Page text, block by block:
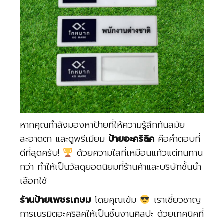
หากคุณกำลังมองหาป้ายที่ให้ความรู้สึกทันสมัย
สะอาดตา และดูพรีเมียม ป้ายอะคริลิค คือคำตอบที่
ดีที่สุดครับ!
ด้วยความใสที่เหมือนแก้วแต่ทนทาน
กว่า ทำให้เป็นวัสดุยอดนิยมที่ร้านค้าและบริษัทชั้นนำ
เลือกใช้
ร้านป้ายเพชรเกษม โดยคุณเข้ม
เราเชี่ยวชาญ
การเนรมิตอะคริลิคให้เป็นชิ้นงานศิลปะ ด้วยเทคนิคที่